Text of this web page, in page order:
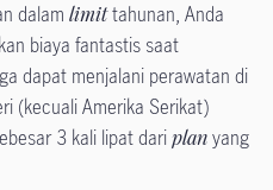
dalam limittahunan, Anda
biaya fantastis saat
dapat menjalani perawatan di
(kecuali Amerika Serikat)
3 kali lipat dariplanyang